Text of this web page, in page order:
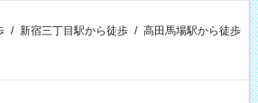
/ 新宿三丁目駅から徒歩 / 高田馬場駅から徒歩